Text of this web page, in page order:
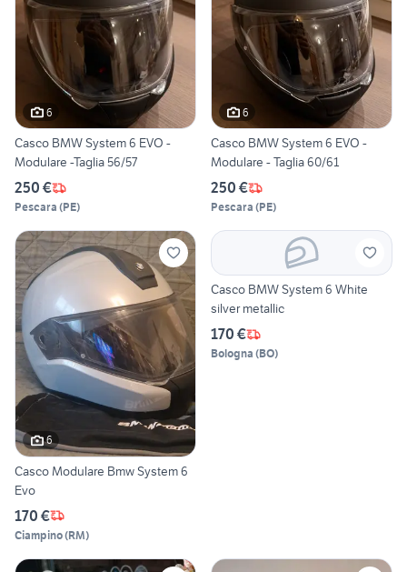
6
Casco BMW System 6 EVO -
Modulare -Taglia 56/57
250 €
Pescara (PE)
6
Casco BMW System 6 EVO -
Modulare - Taglia 60/61
250 €
Pescara (PE)
6
Casco Modulare Bmw System 6
Evo
170 €
Ciampino(RM)
Casco BMW System 6 White
silver metallic
170 €
Bologna (BO)